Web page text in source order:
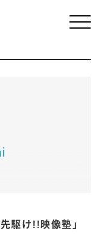
駆け!!映像塾」